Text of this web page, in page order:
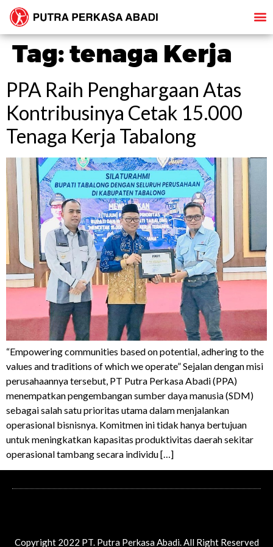
Tag:tenaga Kerja
PPA Raih Penghargaan Atas
Kontribusinya Cetak 15.000
Tenaga Kerja Tabalong
“Empowering communities based on potential, adhering to the
values and traditions of which we operate” Sejalan dengan misi
perusahaannya tersebut, PT Putra Perkasa Abadi (PPA)
menempatkan pengembangan sumber daya manusia (SDM)
sebagai salah satu prioritas utama dalam menjalankan
operasional bisnisnya. Komitmen ini tidak hanya bertujuan
untuk meningkatkan kapasitas produktivitas daerah sekitar
operasional tambang secara individu […]
Copyright 2022 PT. Putra Perkasa Abadi. All Right Reserved